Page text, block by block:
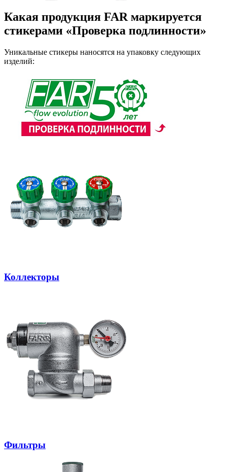
Какая продукция FAR маркируется
стикерами «Проверка подлинности»
Уникальные стикеры наносятся на упаковку следующих
изделий:
Коллекторы
Фильтры